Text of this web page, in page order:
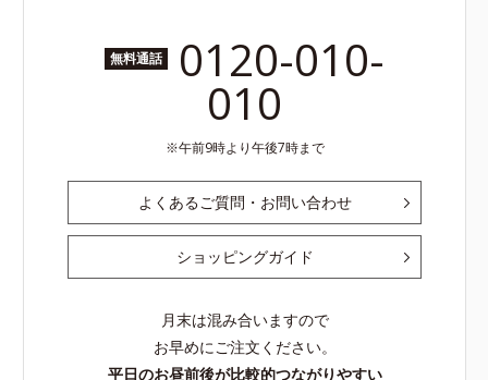
無料通話 0120-010-
010
午前9時より午後7時まで
よくあるご質問・お問い合わせ
ショッピングガイド
月末は混み合いますので
お早めにご注文ください。
平日のお昼前後が比較的つながりやすい